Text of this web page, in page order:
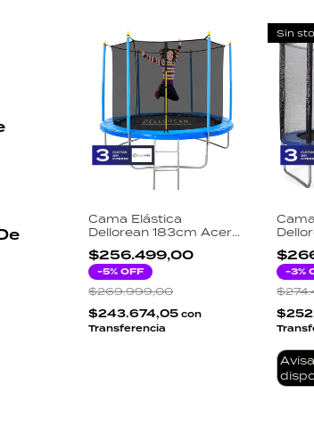
Cama Elástica
Dellorean 183cm Acero
Galvanizado Red
Seguridad 150cm
Escalera Incluida
Exterior Niños
$256.499,00
-5% OFF
$269.999,00
$243.674,05 con
Transferencia
Sin
Red
Niños
-3%